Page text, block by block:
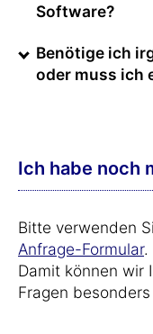
Software?
Benötige ich
oder muss ich
Ich habe noch
Bitte verwenden
Anfrage-Formular.
Damit können wir
Fragen